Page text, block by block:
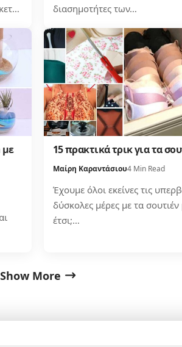
διασημοτήτες των…
με
15 πρακτικά τρικ για τα
Μαίρη Καραντάσιου4 Min Read
Έχουμε όλοι εκείνες τις
δύσκολες μέρες με τα σουτιέν
έτσι;…
Show More